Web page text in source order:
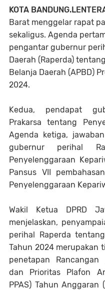
KOTA
Barat menggelar rapat
sekaligus. Agenda
pengantar gubernur
Daerah (Raperda)
Belanja Daerah (APBD)
2024.
Kedua, pendapat
Prakarsa tentang
Agenda ketiga,
gubernur perihal
Penyelenggaraan
Pansus VII
Penyelenggaraan
Wakil Ketua DPRD
menjelaskan,
perihal Raperda
Tahun 2024 merupakan
penetapan Rancangan
dan Prioritas Plafon
PPAS) Tahun